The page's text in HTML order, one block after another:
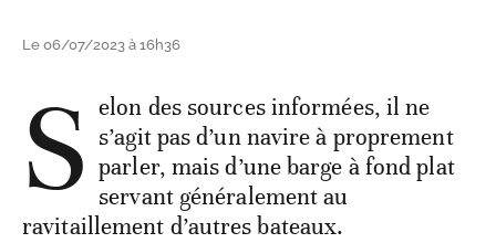
Le 06/07/2023 à 16h36
S elon des sources informées, il ne
s’agit pas d’un navire à proprement
parler, mais d’une barge à fond plat
servant généralement au
ravitaillement d’autres bateaux.